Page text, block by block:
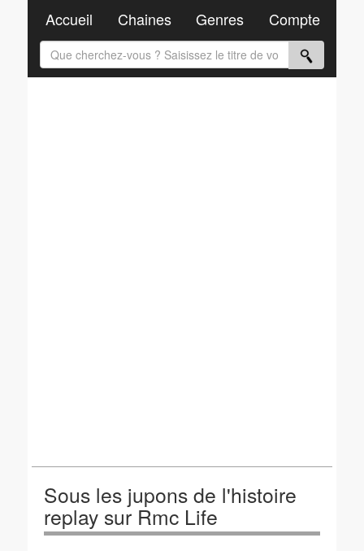
Sous les jupons de l'histoire
replay sur Rmc Life
Accueil Chaines Genres Compte